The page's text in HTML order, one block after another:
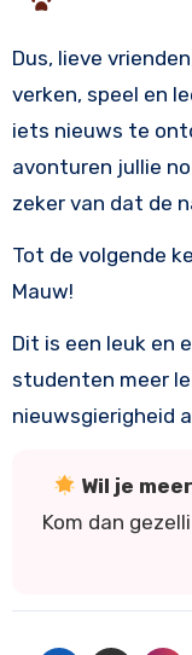
Dus, lieve
verken, speel en
iets nieuws te
avonturen jullie
zeker van dat de
Tot de volgende
Mauw!
Dit is een leuk en
studenten meer
nieuwsgierigheid
Wil je
Kom dan